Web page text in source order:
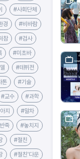
#사회단체
경 #비바람
참 #검사
#미초바
#데뷔전
톤 #기술
#교수 #과학
지 #말차
죽 #놓치지
#절친
#절친'다운